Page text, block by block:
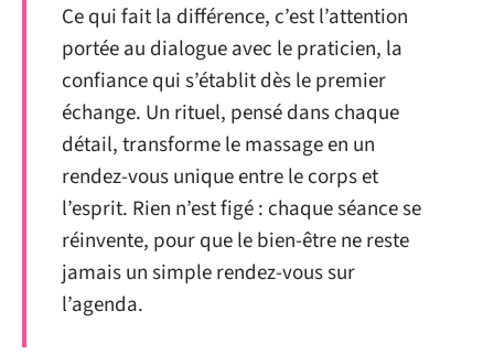
Ce qui fait la différence, c’est l’attention
portée au dialogue avec le praticien, la
confiance qui s’établit dès le premier
échange. Un rituel, pensé dans chaque
détail, transforme le massage en un
rendez-vous unique entre le corps et
l’esprit. Rien n’est figé : chaque séance se
réinvente, pour que le bien-être ne reste
jamais un simple rendez-vous sur
l’agenda.